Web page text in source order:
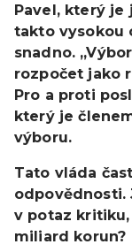
Pavel, který je
takto vysokou
snadno.
rozpočet jako
Pro a proti
který je
výboru.
Tato vláda
odpovědnosti.
v potaz
miliard korun?